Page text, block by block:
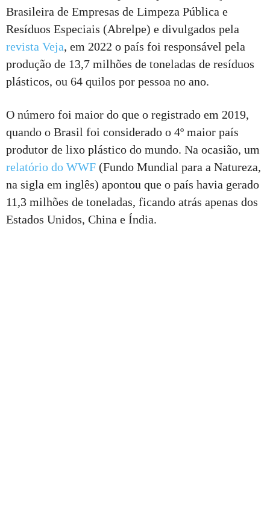
Brasileira de Empresas de Limpeza Pública e
Resíduos Especiais (Abrelpe) e divulgados pela
revista Veja, em 2022 o país foi responsável pela
produção de 13,7 milhões de toneladas de resíduos
plásticos, ou 64 quilos por pessoa no ano.
O número foi maior do que o registrado em 2019,
quando o Brasil foi considerado o 4º maior país
produtor de lixo plástico do mundo. Na ocasião, um
relatório do WWF (Fundo Mundial para a Natureza,
na sigla em inglês) apontou que o país havia gerado
11,3 milhões de toneladas, ficando atrás apenas dos
Estados Unidos, China e Índia.